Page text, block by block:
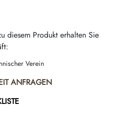
diesem Produkt erhalten Sie
Verein
ANFRAGEN